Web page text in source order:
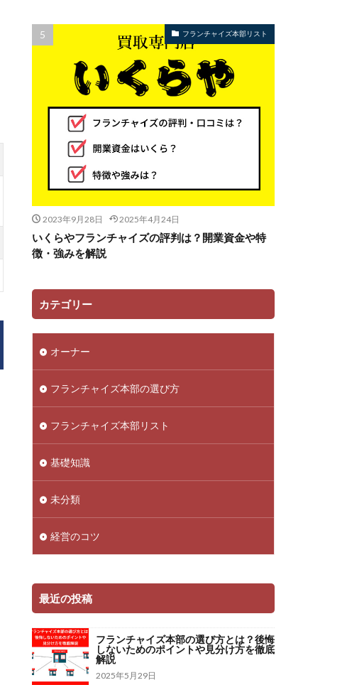
フランチャイズ本部リスト
2023年9月28日 2025年4月24日
いくらやフランチャイズの評判は？開業資金や特
徴・強みを解説
カテゴリー
オーナー
フランチャイズ本部の選び方
フランチャイズ本部リスト
基礎知識
未分類
経営のコツ
最近の投稿
フランチャイズ本部の選び方とは？後悔
しないためのポイントや見分け方を徹底
解説
2025年5月29日